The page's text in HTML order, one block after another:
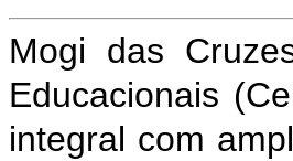
Mogi das
Educacionais
integral com